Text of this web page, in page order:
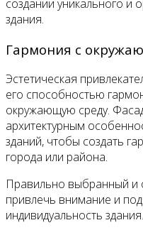
создании уникального и
здания.
Гармония с
Эстетическая
его способностью
окружающую среду.
архитектурным
зданий, чтобы создать
города или района.
Правильно выбранный
привлечь внимание и
индивидуальность здания.